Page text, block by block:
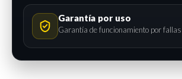
Garantía por uso
Garantía de funcionamiento por